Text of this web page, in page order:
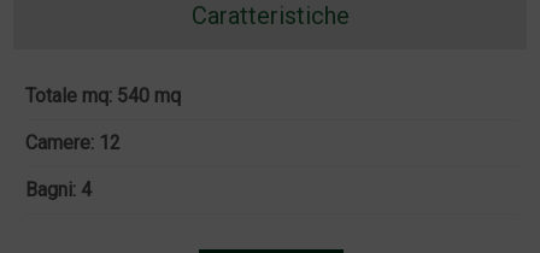
Caratteristiche
Totale mq: 540 mq
Camere: 12
Bagni: 4